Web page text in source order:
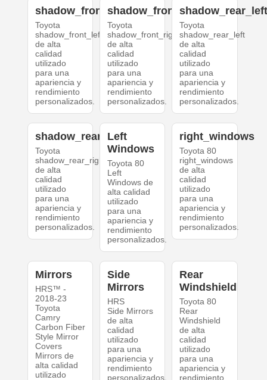
shadow_front_left
Toyota
shadow_front_left
de alta
calidad
utilizado
para una
apariencia y
rendimiento
personalizados.
shadow_front_right
Toyota
shadow_front_right
de alta
calidad
utilizado
para una
apariencia y
rendimiento
personalizados.
Toyota
shadow_rear_left
de alta
calidad
utilizado
para una
apariencia y
rendimiento
personalizados.
shadow_rear_right
Toyota
shadow_rear_right
de alta
calidad
utilizado
para una
apariencia y
rendimiento
personalizados.
Left
Windows
Toyota 80
Left
Windows de
alta calidad
utilizado
para una
apariencia y
rendimiento
personalizados.
right_windows
Toyota 80
right_windows
de alta
calidad
utilizado
para una
apariencia y
rendimiento
personalizados.
Mirrors
HRS™ -
2018-23
Toyota
Camry
Carbon Fiber
Style Mirror
Covers
Mirrors de
alta calidad
utilizado
Side
Mirrors
HRS
Side Mirrors
de alta
calidad
utilizado
para una
apariencia y
rendimiento
personalizados.
Rear
Windshield
Toyota 80
Rear
Windshield
de alta
calidad
utilizado
para una
apariencia y
rendimiento